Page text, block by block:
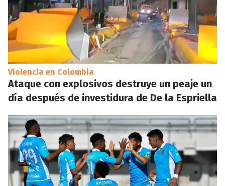
Violencia en Colombia
Ataque con explosivos destruye un peaje un
día después de investidura de De la Espriella